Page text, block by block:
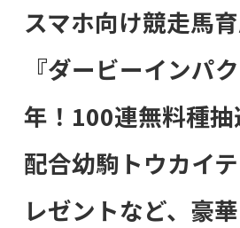
スマホ向け競走馬
『ダービーインパ
年！100連無料種
配合幼駒トウカイ
レゼントなど、豪